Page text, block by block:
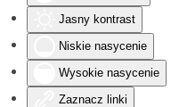
Jasny kontrast
Niskie nasycenie
Wysokie nasycenie
Zaznacz linki